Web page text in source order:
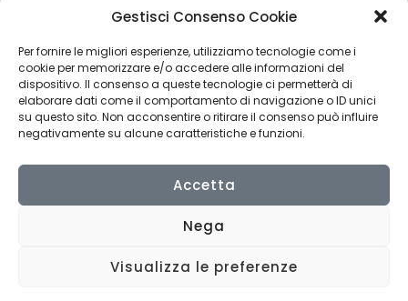
Gestisci Consenso Cookie
Per fornire le migliori esperienze, utilizziamo tecnologie come i
cookie per memorizzare e/o accedere alle informazioni del
dispositivo. Il consenso a queste tecnologie ci permetterà di
elaborare dati come il comportamento di navigazione o ID unici
su questo sito. Non acconsentire o ritirare il consenso può influire
negativamente su alcune caratteristiche e funzioni.
Accetta
Nega
Visualizza le preferenze
info@culturagroalimentare.com
Note legali
Privacy Policy
© 2022 CulturAgroalimentare di Raffaello De Crescenzo - P.IVA